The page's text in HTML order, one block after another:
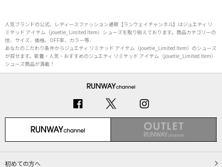
人気ブランドの公式、レディースファッション通販【ランウェイチャンネル】はジュエティ リ
ミテッド アイテム（jouetie_Limited Item）シューズを取り揃えております。商品カテゴリーの
他、サイズ、価格、OFF率、カラー等、
あなたのこだわり条件からジュエティ リミテッド アイテム（jouetie_Limited Item）のシューズ
が探せます。新着・人気・おすすめのジュエティ リミテッド アイテム（jouetie_Limited Item）
シューズ商品が満載！
初めての方へ